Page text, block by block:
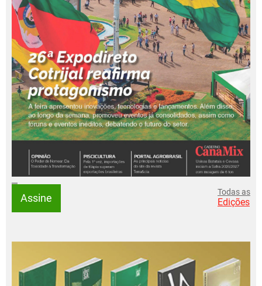
Assine Todas as
Edições